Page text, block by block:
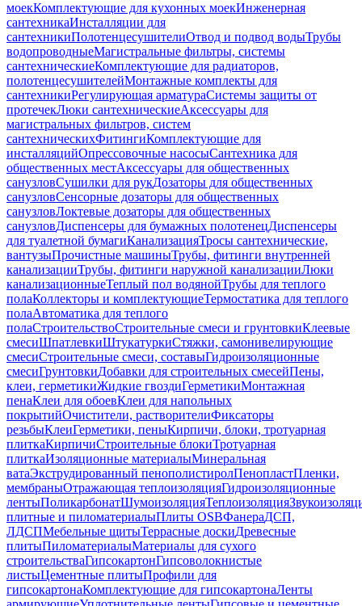
моекКомплектующие для кухонных моекИнженерная
сантехникаИнсталляции для
сантехникиПолотенцесушителиОтвод и подвод водыТрубы
водопроводныеМагистральные фильтры, системы
сантехническиеКомплектующие для радиаторов,
полотенцесушителейМонтажные комплекты для
сантехникиРегулирующая арматураСистемы защиты от
протечекЛюки сантехническиеАксессуары для
магистральных фильтров, систем
сантехническихФитингиКомплектующие для
инсталляцийОпрессовочные насосыСантехника для
общественных местАксессуары для общественных
санузловСушилки для рукДозаторы для общественных
санузловСенсорные дозаторы для общественных
санузловЛоктевые дозаторы для общественных
санузловДиспенсеры для бумажных полотенецДиспенсеры
для туалетной бумагиКанализацияТросы сантехнические,
вантузыПрочистные машиныТрубы, фитинги внутренней
канализацииТрубы, фитинги наружной канализацииЛюки
канализационныеТеплый пол водянойТрубы для теплого
полаКоллекторы и комплектующиеТермостатика для теплого
полаАвтоматика для теплого
полаСтроительствоСтроительные смеси и грунтовкиКлеевые
смесиШпатлевкиШтукатуркиСтяжки, самонивелирующие
смесиСтроительные смеси, составыГидроизоляционные
смесиГрунтовкиДобавки для строительных смесейПены,
клеи, герметикиЖидкие гвоздиГерметикиМонтажная
пенаКлеи для обоевКлеи для напольных
покрытийОчистители, растворителиФиксаторы
резьбыКлеиГерметики, пеныКирпичи, блоки, тротуарная
плиткаКирпичиСтроительные блокиТротуарная
плиткаИзоляционные материалыМинеральная
ватаЭкструдированный пенополистиролПенопластПленки,
мембраныОтражающая теплоизоляцияГидроизоляционные
лентыПоликарбонатШумоизоляцияТеплоизоляция
плитные и пиломатериалыПлиты OSBФанераДСП,
ЛДСПМебельные щитыТеррасные доскиДревесные
плитыПиломатериалыМатериалы для сухого
строительстваГипсокартонГипсоволокнистые
листыЦементные плитыПрофили для
гипсокартонаКомплектующие для гипсокартонаЛенты